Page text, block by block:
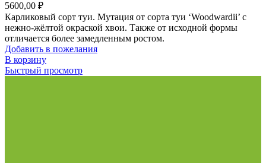
5600,00 ₽
Карликовый сорт туи. Мутация от сорта туи ‘Woodwardii’ с
нежно-жёлтой окраской хвои. Также от исходной формы
отличается более замедленным ростом.
Добавить в пожелания
В корзину
Быстрый просмотр